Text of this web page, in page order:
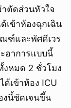
ตัดส่วนหัวใจ
เข้าห้องฉุกเฉิน
ฑ์และพัศดีเวร
อาการแบบนี้
งหมด 2 ชั่วโมง
ด้เข้าห้อง ICU
งนี้ชัดเจนขึ้น